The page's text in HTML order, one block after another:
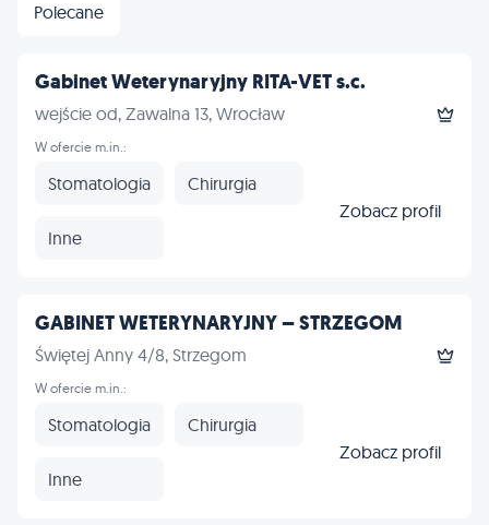
Polecane
Gabinet Weterynaryjny RITA-VET s.c.
wejście od, Zawalna 13, Wrocław
W ofercie m.in.:
Stomatologia Chirurgia
Inne
Zobacz profil
GABINET WETERYNARYJNY – STRZEGOM​
Świętej Anny 4/8, Strzegom
W ofercie m.in.:
Stomatologia Chirurgia
Inne
Zobacz profil